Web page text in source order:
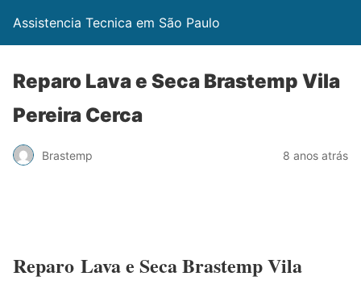
Assistencia Tecnica em São Paulo
Reparo Lava e Seca Brastemp Vila
Pereira Cerca
Brastemp 8 anos atrás
Reparo Lava e Seca Brastemp Vila